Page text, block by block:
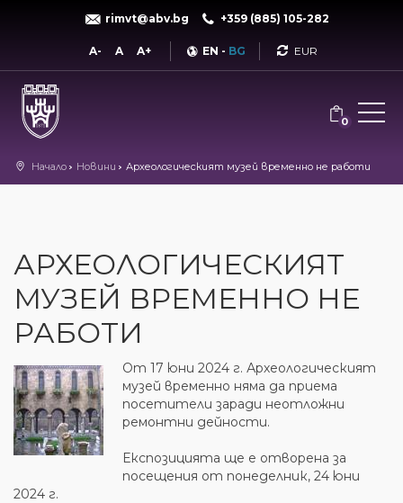
rimvt@abv.bg +359 (885) 105-282
A- A A+ EN - BG Currency
0
Начало Новини Археологическият музей временно не работи
АРХЕОЛОГИЧЕСКИЯТ
МУЗЕЙ ВРЕМЕННО НЕ
РАБОТИ
От 17 юни 2024 г. Археологическият
музей временно няма да приема
посетители заради неотложни
ремонтни дейности.
Експозицията ще е отворена за
посещения от понеделник, 24 юни
2024 г.